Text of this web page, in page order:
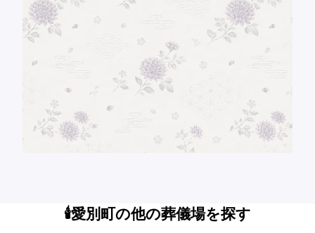
🕯️愛別町の他の葬儀場を探す